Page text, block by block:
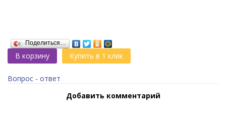
Поделиться…
В корзину Купить в 1 клик
Вопрос - ответ
Добавить комментарий